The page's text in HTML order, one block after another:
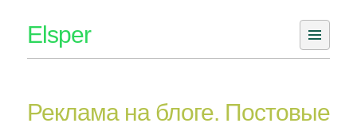
content
Elsper
Реклама на блоге. Постовые